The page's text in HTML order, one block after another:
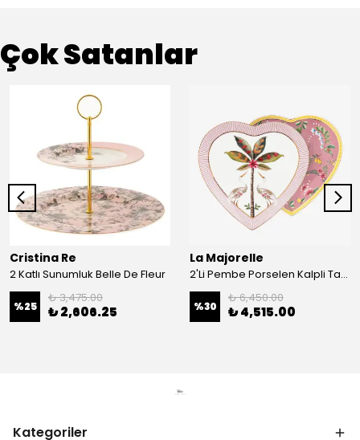
Çok Satanlar
Cristina Re
2 Katlı Sunumluk Belle De Fleur
%25
₺ 3,475.00
₺ 2,606.25
La Majorelle
2'Li Pembe Porselen Kalpli Tabak 21,5 Cm La Majorelle
%30
₺ 6,450.00
₺ 4,515.00
Kategoriler